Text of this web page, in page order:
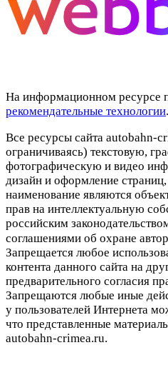
На информационном ресурсе
рекомендательные технологии.
Все ресурсы сайта autobahn-
ограничиваясь) текстовую,
фотографическую и видео
дизайн и оформление
наименование являются
прав на интеллектуальную
российским
соглашениями об охране
Запрещается любое
контента данного сайта на
предварительного согласия
Запрещаются любые иные
у пользователей Интернета
что представленные
autobahn-crimea.ru.